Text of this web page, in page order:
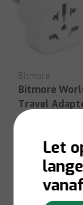
Bitmore
Bitmore
Travel
EU 2 Pin
Let